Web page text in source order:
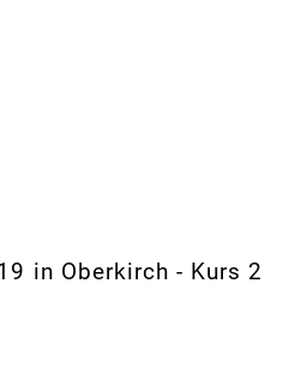
in Oberkirch - Kurs 2